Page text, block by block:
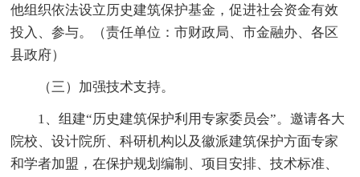
他组织依法设立历史建筑保护基金，促进社会资金有效
投入、参与。（责任单位：市财政局、市金融办、各区
县政府）
（三）加强技术支持。
1、组建“历史建筑保护利用专家委员会”。邀请各大
院校、设计院所、科研机构以及徽派建筑保护方面专家
和学者加盟，在保护规划编制、项目安排、技术标准、